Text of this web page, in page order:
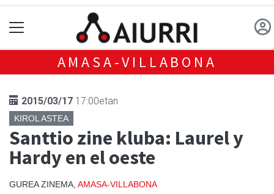
AMASA-VILLABONA
2015/03/17 17:00etan
KIROL ASTEA
Santtio zine kluba: Laurel y
Hardy en el oeste
GUREA ZINEMA, AMASA-VILLABONA